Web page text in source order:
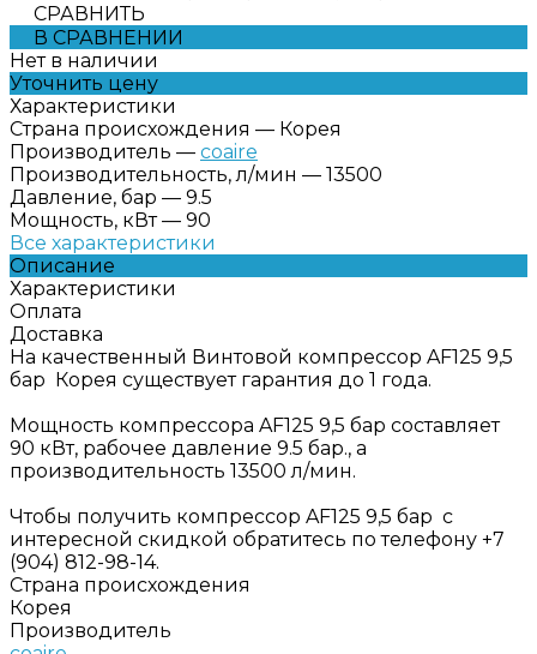
СРАВНИТЬ
В СРАВНЕНИИ
Нет в наличии
Уточнить цену
Характеристики
Страна происхождения — Корея
Производитель — coaire
Производительность, л/мин — 13500
Давление, бар — 9.5
Мощность, кВт — 90
Все характеристики
Описание
Характеристики
Оплата
Доставка
На качественный Винтовой компрессор AF125 9,5
бар Корея существует гарантия до 1 года.
Мощность компрессора AF125 9,5 бар составляет
90 кВт, рабочее давление 9.5 бар., а
производительность 13500 л/мин.
Чтобы получить компрессор AF125 9,5 бар с
интересной скидкой обратитесь по телефону +7
(904) 812-98-14.
Страна происхождения
Корея
Производитель